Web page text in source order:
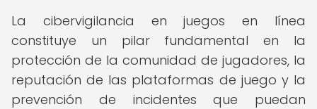
La cibervigilancia en juegos en línea
constituye un pilar fundamental en la
protección de la comunidad de jugadores, la
reputación de las plataformas de juego y la
prevención de incidentes que puedan